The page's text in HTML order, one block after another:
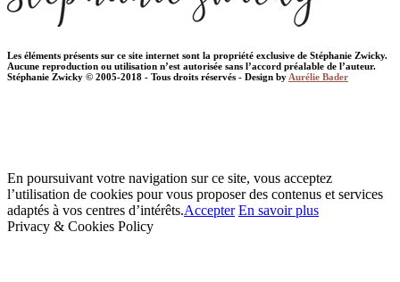
Les éléments présents sur ce site internet sont la propriété exclusive de Stéphanie Zwicky.
Aucune reproduction ou utilisation n’est autorisée sans l’accord préalable de l’auteur.
Stéphanie Zwicky © 2005-2018 - Tous droits réservés - Design by Aurélie Bader
En poursuivant votre navigation sur ce site, vous acceptez
l’utilisation de cookies pour vous proposer des contenus et services
adaptés à vos centres d’intérêts.Accepter En savoir plus
Privacy & Cookies Policy